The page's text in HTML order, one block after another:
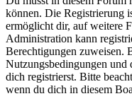
können. Die Registrierung
ermöglicht dir, auf weitere
Administration kann
Berechtigungen zuweisen.
Nutzungsbedingungen und
dich registrierst. Bitte
wenn du dich in diesem